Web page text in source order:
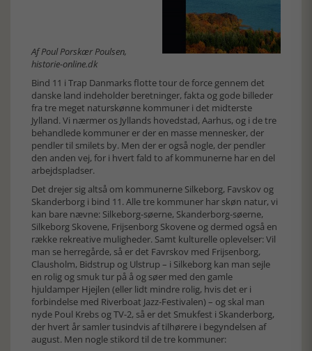
Af Poul Porskær Poulsen,
historie-online.dk
Bind 11 i Trap Danmarks flotte tour de force gennem det
danske land indeholder beretninger, fakta og gode billeder
fra tre meget naturskønne kommuner i det midterste
Jylland. Vi nærmer os Jyllands hovedstad, Aarhus, og i de tre
behandlede kommuner er der en masse mennesker, der
pendler til smilets by. Men der er også nogle, der pendler
den anden vej, for i hvert fald to af kommunerne har en del
arbejdspladser.
Det drejer sig altså om kommunerne Silkeborg, Favskov og
Skanderborg i bind 11. Alle tre kommuner har skøn natur, vi
kan bare nævne: Silkeborg-søerne, Skanderborg-søerne,
Silkeborg Skovene, Frijsenborg Skovene og dermed også en
række rekreative muligheder. Samt kulturelle oplevelser: Vil
man se herregårde, så er det Favrskov med Frijsenborg,
Clausholm, Bidstrup og Ulstrup – i Silkeborg kan man sejle
en rolig og smuk tur på å og søer med den gamle
hjuldamper Hjejlen (eller lidt mindre rolig, hvis det er i
forbindelse med Riverboat Jazz-Festivalen) – og skal man
nyde Poul Krebs og TV-2, så er det Smukfest i Skanderborg,
der hvert år samler tusindvis af tilhørere i begyndelsen af
august. Men nogle stikord til de tre kommuner: